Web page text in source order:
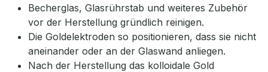
Becherglas, Glasrührstab und weiteres Zubehör
vor der Herstellung gründlich reinigen.
Die Goldelektroden so positionieren, dass sie nicht
aneinander oder an der Glaswand anliegen.
Nach der Herstellung das kolloidale Gold